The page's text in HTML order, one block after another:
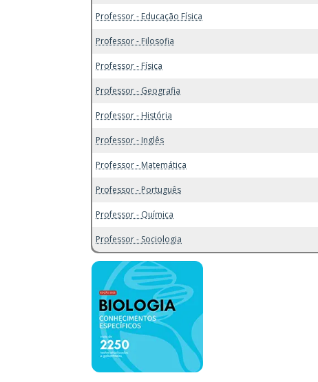
Professor - Educação Física
Professor - Filosofia
Professor - Física
Professor - Geografia
Professor - História
Professor - Inglês
Professor - Matemática
Professor - Português
Professor - Química
Professor - Sociologia